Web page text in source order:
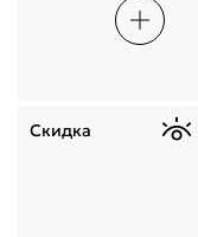
Скидка